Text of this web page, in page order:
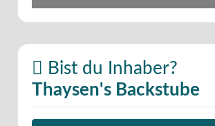
Bist du Inhaber?
Thaysen's Backstube